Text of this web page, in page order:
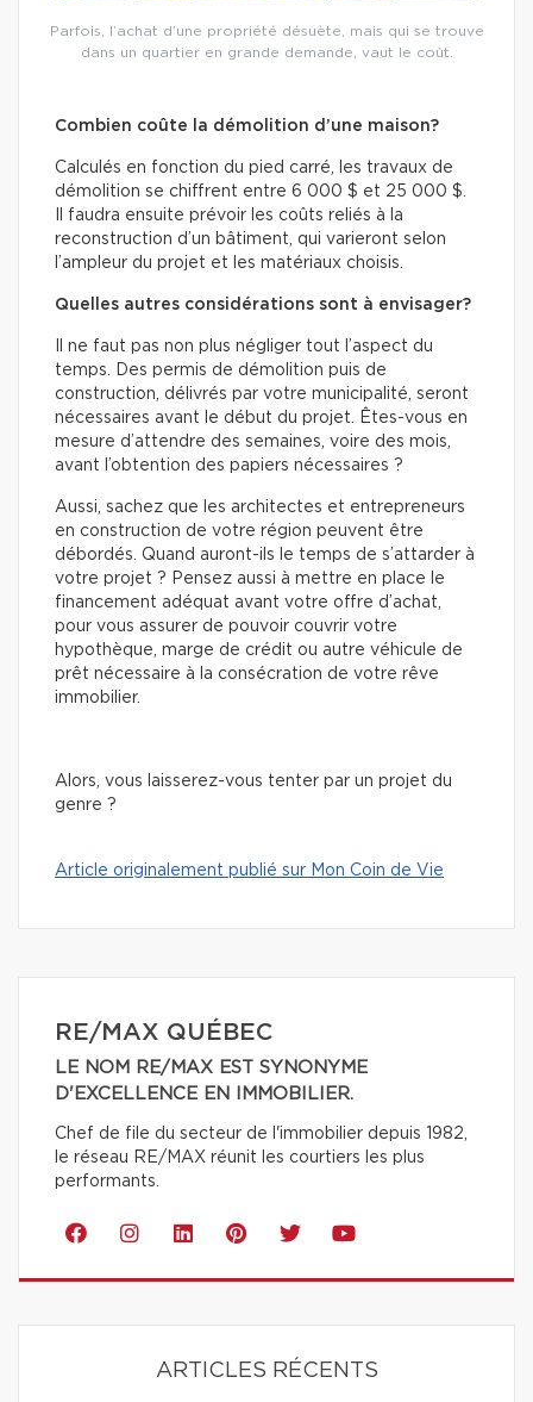
Parfois, l’achat d’une propriété désuète, mais qui se trouve
dans un quartier en grande demande, vaut le coût.
Combien coûte la démolition d’une maison?
Calculés en fonction du pied carré, les travaux de
démolition se chiffrent entre 6 000 $ et 25 000 $.
Il faudra ensuite prévoir les coûts reliés à la
reconstruction d’un bâtiment, qui varieront selon
l’ampleur du projet et les matériaux choisis.
Quelles autres considérations sont à envisager?
Il ne faut pas non plus négliger tout l’aspect du
temps. Des permis de démolition puis de
construction, délivrés par votre municipalité, seront
nécessaires avant le début du projet. Êtes-vous en
mesure d’attendre des semaines, voire des mois,
avant l’obtention des papiers nécessaires ?
Aussi, sachez que les architectes et entrepreneurs
en construction de votre région peuvent être
débordés. Quand auront-ils le temps de s’attarder à
votre projet ? Pensez aussi à mettre en place le
financement adéquat avant votre offre d’achat,
pour vous assurer de pouvoir couvrir votre
hypothèque, marge de crédit ou autre véhicule de
prêt nécessaire à la consécration de votre rêve
immobilier.
Alors, vous laisserez-vous tenter par un projet du
genre ?
Article originalement publié sur Mon Coin de Vie
RE/MAX QUÉBEC
LE NOM RE/MAX EST SYNONYME
D'EXCELLENCE EN IMMOBILIER.
Chef de file du secteur de l'immobilier depuis 1982,
le réseau RE/MAX réunit les courtiers les plus
performants.
ARTICLES RÉCENTS